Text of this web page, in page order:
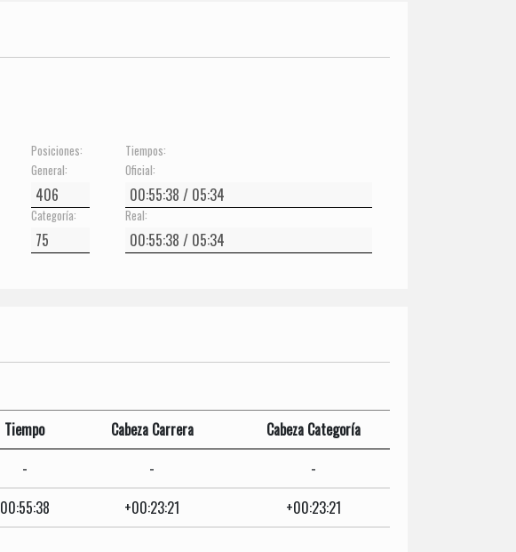
Posiciones:
General:
Categoría:
Tiempos:
Oficial:
Real:
Tiempo Cabeza Carrera
Cabeza Categoría
- -
-
00:55:38 +00:23:21 +00:23:21